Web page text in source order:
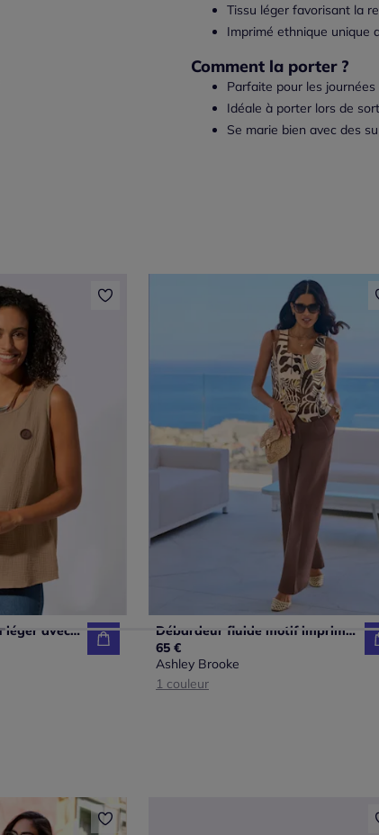
Tissu léger favorisant la
Imprimé ethnique unique
Comment la porter ?
Parfaite pour les
Idéale à porter lors de
Se marie bien avec des
Débardeur en coton léger avec encolure ronde et empiècements structurants
Débardeur fluide motif imprimé encolure carrée coutures princesse
65 €
Ashley Brooke
1 couleur